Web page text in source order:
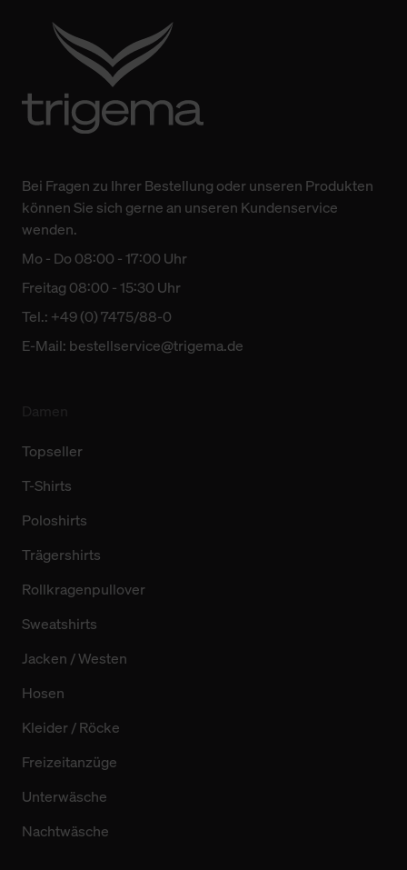
Bei Fragen zu Ihrer Bestellung oder unseren Produkten
können Sie sich gerne an unseren Kundenservice
wenden.
Mo - Do 08:00 - 17:00 Uhr
Freitag 08:00 - 15:30 Uhr
Tel.: +49 (0) 7475/88-0
E-Mail: bestellservice@trigema.de
Topseller
T-Shirts
Poloshirts
Trägershirts
Rollkragenpullover
Sweatshirts
Jacken / Westen
Hosen
Kleider / Röcke
Freizeitanzüge
Unterwäsche
Nachtwäsche